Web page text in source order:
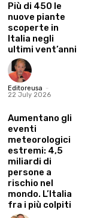
Più di 450 le
nuove piante
scoperte in
Italia negli
ultimi vent’anni
Editoreusa -
22 July 2026
Aumentano gli
eventi
meteorologici
estremi: 4,5
miliardi di
persone a
rischio nel
mondo. L’Italia
fra i più colpiti